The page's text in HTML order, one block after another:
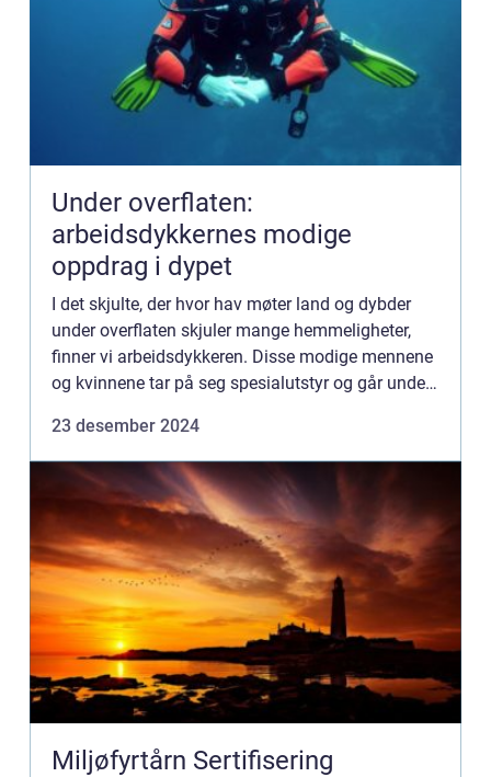
Under overflaten:
arbeidsdykkernes modige
oppdrag i dypet
I det skjulte, der hvor hav møter land og dybder
under overflaten skjuler mange hemmeligheter,
finner vi arbeidsdykkeren. Disse modige mennene
og kvinnene tar på seg spesialutstyr og går under
23 desember 2024
Miljøfyrtårn Sertifisering